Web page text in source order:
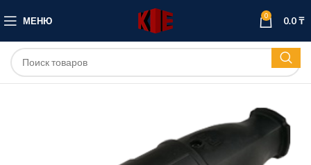
МЕНЮ 0 0.0₸